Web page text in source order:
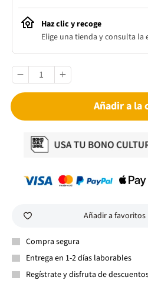
Haz clic y recoge
Elige una tienda y consulta la
Añadir a la
Añadir a favoritos
Compra segura
Entrega en 1-2 días laborables
Regístrate y disfruta de